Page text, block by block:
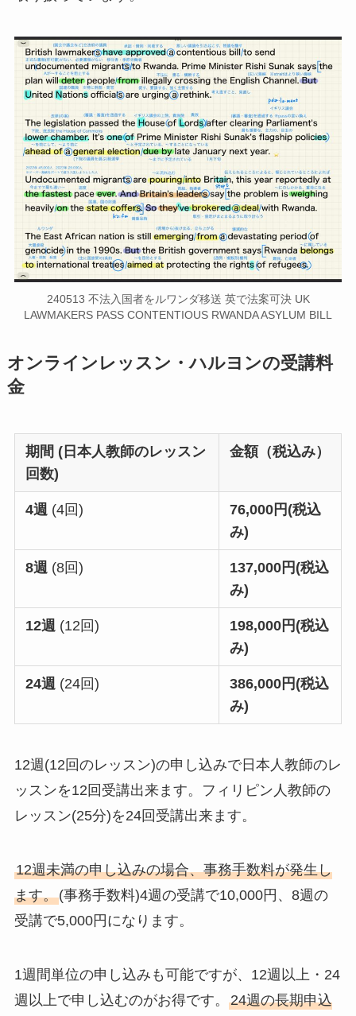
240513 不法入国者をルワンダ移送 英で法案可決 UK
LAWMAKERS PASS CONTENTIOUS RWANDA ASYLUM BILL
オンラインレッスン・ハルヨンの受講料
金
期間 (日本人教師のレッスン
回数)
金額（税込み）
4週 (4回)
76,000円(税込
み)
8週 (8回)
137,000円(税込
み)
12週 (12回)
198,000円(税込
み)
24週 (24回)
386,000円(税込
み)
12週(12回のレッスン)の申し込みで日本人教師のレ
ッスンを12回受講出来ます。フィリピン人教師の
レッスン(25分)を24回受講出来ます。
12週未満の申し込みの場合、事務手数料が発生し
ます。(事務手数料)4週の受講で10,000円、8週の
受講で5,000円になります。
1週間単位の申し込みも可能ですが、12週以上・24
週以上で申し込むのがお得です。 24週の長期申込